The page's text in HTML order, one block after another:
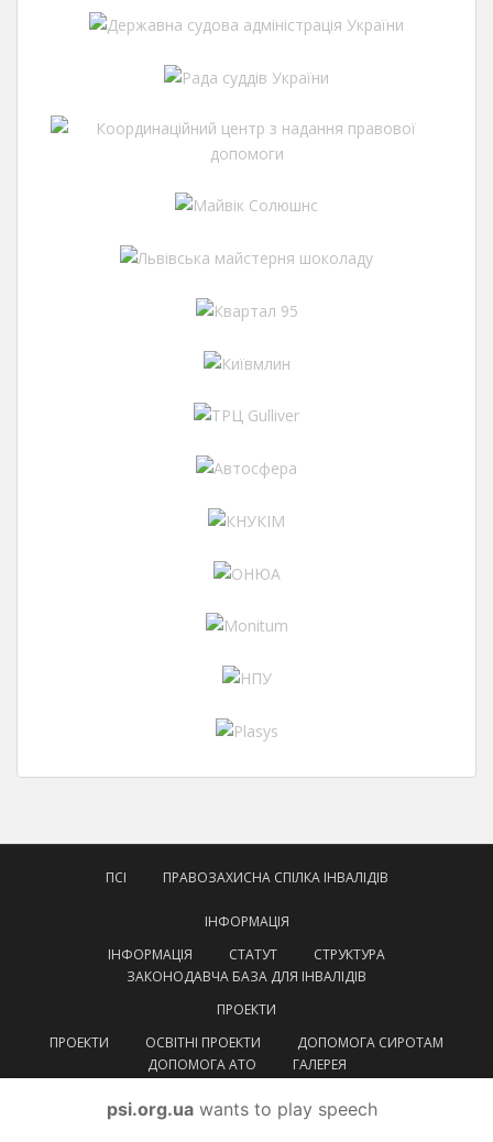
ПСІ ПРАВОЗАХИСНА СПІЛКА ІНВАЛІДІВ
ІНФОРМАЦІЯ
ІНФОРМАЦІЯ
СТАТУТ
СТРУКТУРА
ЗАКОНОДАВЧА БАЗА ДЛЯ ІНВАЛІДІВ
ПРОЕКТИ
ПРОЕКТИ
ОСВІТНІ ПРОЕКТИ
ДОПОМОГА СИРОТАМ
ДОПОМОГА АТО
ГАЛЕРЕЯ
psi.org.ua wants to play speech